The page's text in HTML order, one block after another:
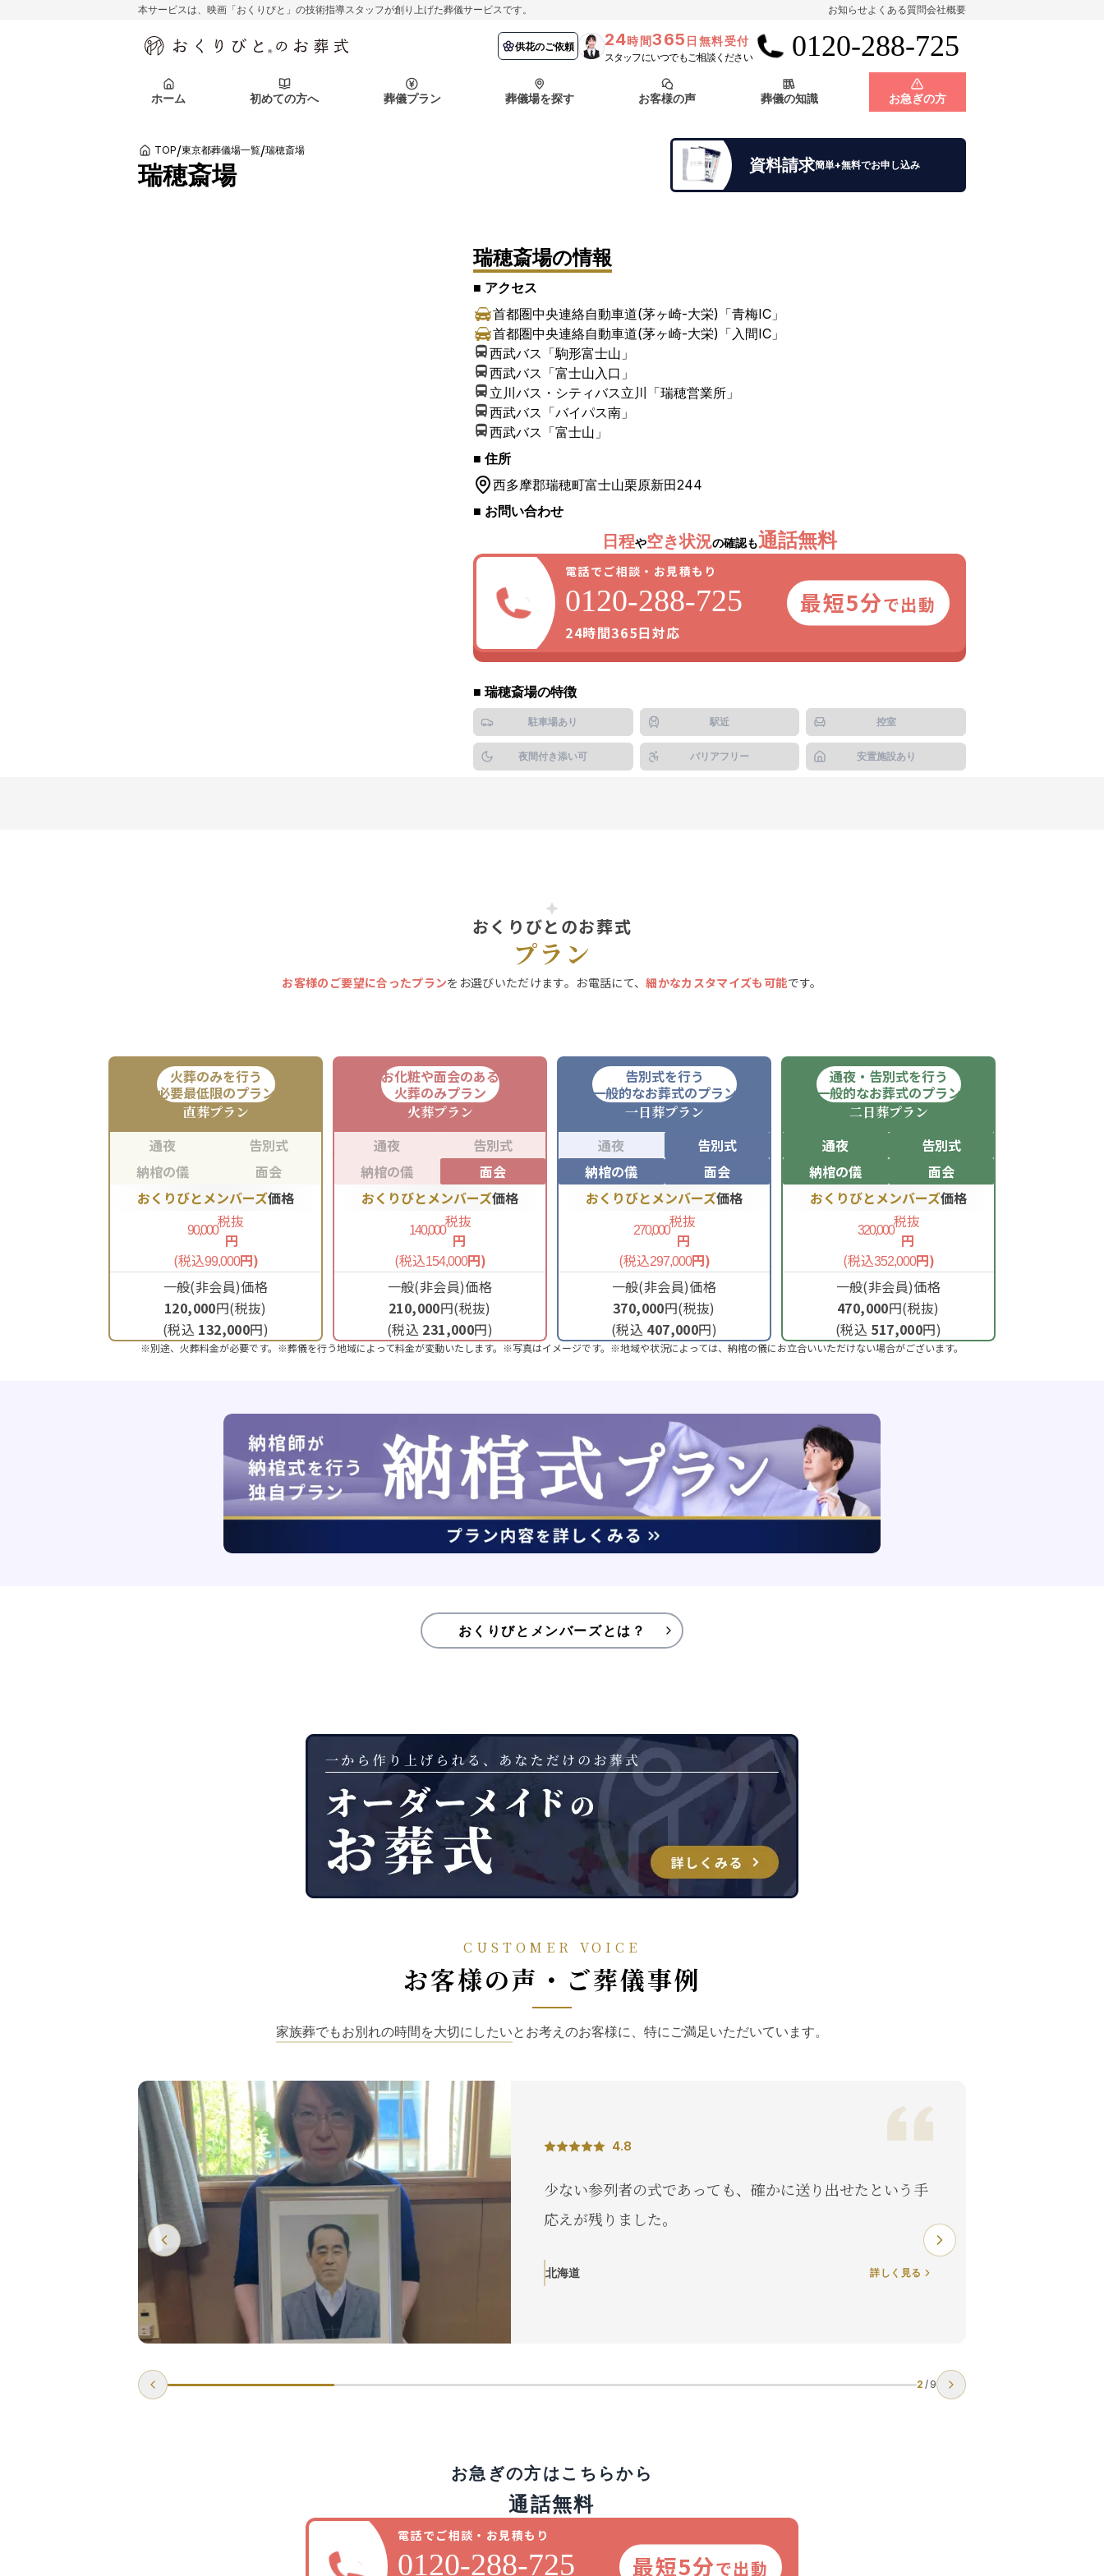
本サービスは、映画「おくりびと」の技術指導スタッフが創り上げた葬儀サービスです。 お知らせよくある質問会社概要
供花のご依頼 24時間365 日無料受付
スタッフにいつでもご相談ください 0120-288-725
ホーム 初めての方へ
初めての方へ 初めての方へ 葬儀の流れ
採用情報
葬儀プラン 葬儀場を探す
関東エリア 東京都
お客様の声
お客様の声 ご葬儀事例 よくある質問
葬儀の知識
葬儀の知識 葬儀の知識
お急ぎの方
初めての方へ 初めての方へ 納棺の儀とは？ 葬儀の流れ 会員制度
会社を知る スタッフ一覧 会社概要
関東エリア 東京都 埼玉県 千葉県 神奈川県
北海道エリア 札幌市
お客様の声 ご葬儀事例 お客様の声 よくある質問
葬儀の知識 葬儀の知識 供花のご依頼
TOP/東京都葬儀場一覧/瑞穂斎場
瑞穂斎場 資料請求簡単+無料でお申し込み
瑞穂斎場の情報
■ アクセス
首都圏中央連絡自動車道(茅ヶ崎-大栄)「青梅IC」
首都圏中央連絡自動車道(茅ヶ崎-大栄)「入間IC」
西武バス「駒形富士山」
西武バス「富士山入口」
立川バス・シティバス立川「瑞穂営業所」
西武バス「バイパス南」
西武バス「富士山」
■ 住所
西多摩郡瑞穂町富士山栗原新田244
■ お問い合わせ
日程や空き状況の確認も通話無料
電話でご相談・お見積もり
0120-288-725
24時間365日対応
最短5分で出動
■ 瑞穂斎場の特徴
駐車場あり 駅近 控室
夜間付き添い可 バリアフリー 安置施設あり
おくりびとのお葬式
プラン
お客様のご要望に合ったプランをお選びいただけます。お電話にて、細かなカスタマイズも可能です。
火葬のみを行う
必要最低限のプラン
直葬プラン
通夜
告別式
納棺の儀
面会
おくりびとメンバーズ価格
90,000税抜
円
(税込99,000円)
一般(非会員)価格
120,000円(税抜)
(税込 132,000円)
お化粧や面会のある
火葬のみプラン
火葬プラン
通夜
告別式
納棺の儀
面会
おくりびとメンバーズ価格
140,000税抜
円
(税込154,000円)
一般(非会員)価格
210,000円(税抜)
(税込 231,000円)
告別式を行う
一般的なお葬式のプラン
一日葬プラン
通夜
告別式
納棺の儀
面会
おくりびとメンバーズ価格
270,000税抜
円
(税込297,000円)
一般(非会員)価格
370,000円(税抜)
(税込 407,000円)
通夜・告別式を行う
一般的なお葬式のプラン
二日葬プラン
通夜
告別式
納棺の儀
面会
おくりびとメンバーズ価格
320,000税抜
円
(税込352,000円)
一般(非会員)価格
470,000円(税抜)
(税込 517,000円)
※別途、火葬料金が必要です。※葬儀を行う地域によって料金が変動いたします。※写真はイメージです。※地域や状況によっては、納棺の儀にお立合いいただけない場合がございます。
おくりびとメンバーズとは？
CUSTOMER VOICE
お客様の声・ご葬儀事例
家族葬でもお別れの時間を大切にしたいとお考えのお客様に、特にご満足いただいています。
4.8
少ない参列者の式であっても、確かに送り出せたという手
応えが残りました。
北海道 詳しく見る
2 / 9
お急ぎの方はこちらから
通話無料
電話でご相談・お見積もり
0120-288-725 最短5分で出動